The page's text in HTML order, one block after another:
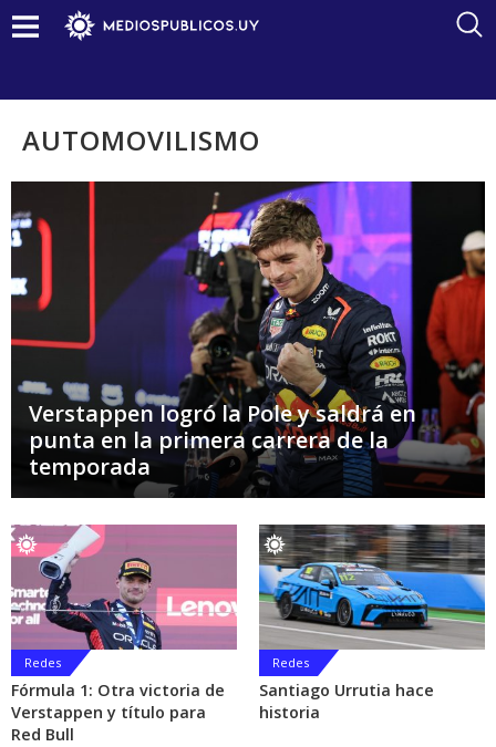
AUTOMOVILISMO
Verstappen logró la Pole y saldrá en
punta en la primera carrera de la
temporada
Redes
Fórmula 1: Otra victoria de
Verstappen y título para
Red Bull
Redes
Santiago Urrutia hace
historia